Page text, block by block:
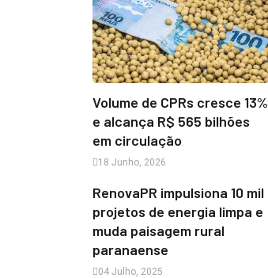
Volume de CPRs cresce 13%
e alcança R$ 565 bilhões
em circulação
18 Junho, 2026
RenovaPR impulsiona 10 mil
projetos de energia limpa e
muda paisagem rural
paranaense
04 Julho, 2025